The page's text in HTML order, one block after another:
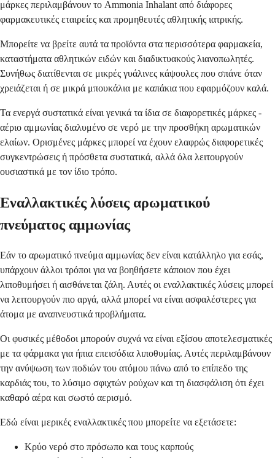
μάρκες περιλαμβάνουν το Ammonia Inhalant από διάφορες
φαρμακευτικές εταιρείες και προμηθευτές αθλητικής ιατρικής.
Μπορείτε να βρείτε αυτά τα προϊόντα στα περισσότερα φαρμακεία,
καταστήματα αθλητικών ειδών και διαδικτυακούς λιανοπωλητές.
Συνήθως διατίθενται σε μικρές γυάλινες κάψουλες που σπάνε όταν
χρειάζεται ή σε μικρά μπουκάλια με καπάκια που εφαρμόζουν καλά.
Τα ενεργά συστατικά είναι γενικά τα ίδια σε διαφορετικές μάρκες -
αέριο αμμωνίας διαλυμένο σε νερό με την προσθήκη αρωματικών
ελαίων. Ορισμένες μάρκες μπορεί να έχουν ελαφρώς διαφορετικές
συγκεντρώσεις ή πρόσθετα συστατικά, αλλά όλα λειτουργούν
ουσιαστικά με τον ίδιο τρόπο.
Εναλλακτικές λύσεις αρωματικού
πνεύματος αμμωνίας
Εάν το αρωματικό πνεύμα αμμωνίας δεν είναι κατάλληλο για εσάς,
υπάρχουν άλλοι τρόποι για να βοηθήσετε κάποιον που έχει
λιποθυμήσει ή αισθάνεται ζάλη. Αυτές οι εναλλακτικές λύσεις μπορεί
να λειτουργούν πιο αργά, αλλά μπορεί να είναι ασφαλέστερες για
άτομα με αναπνευστικά προβλήματα.
Οι φυσικές μέθοδοι μπορούν συχνά να είναι εξίσου αποτελεσματικές
με τα φάρμακα για ήπια επεισόδια λιποθυμίας. Αυτές περιλαμβάνουν
την ανύψωση των ποδιών του ατόμου πάνω από το επίπεδο της
καρδιάς του, το λύσιμο σφιχτών ρούχων και τη διασφάλιση ότι έχει
καθαρό αέρα και σωστό αερισμό.
Εδώ είναι μερικές εναλλακτικές που μπορείτε να εξετάσετε:
Κρύο νερό στο πρόσωπο και τους καρπούς